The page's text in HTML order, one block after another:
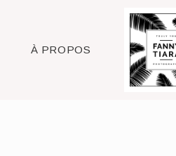
À PROPOS